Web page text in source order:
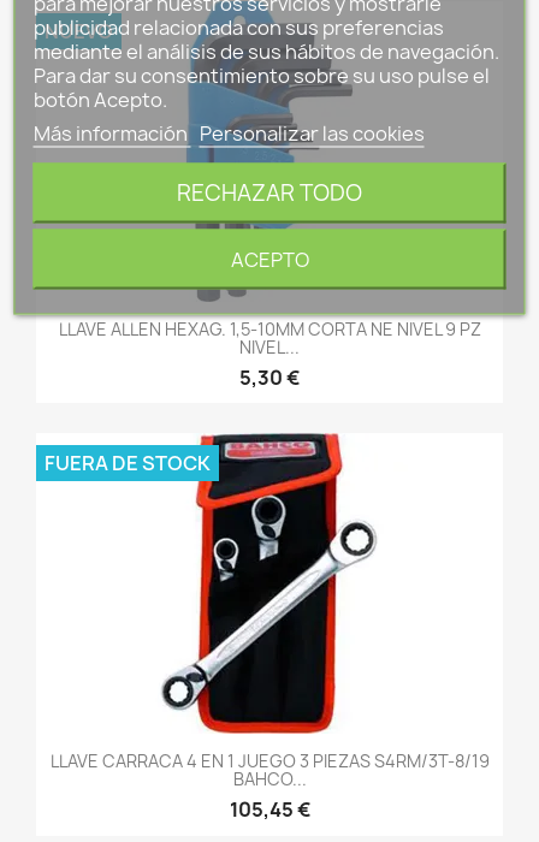
LLAVE ALLEN HEXAG. 1,5-10MM CORTA NE NIVEL 9 PZ
NIVEL...
5,30 €
NUEVO
LLAVE CARRACA 4 EN 1 JUEGO 3 PIEZAS S4RM/3T-8/19
BAHCO...
105,45 €
FUERA DE STOCK
publicidad relacionada con sus preferencias
mediante el análisis de sus hábitos de navegación.
Para dar su consentimiento sobre su uso pulse el
botón Acepto.
Más información Personalizar las cookies
RECHAZAR TODO
ACEPTO